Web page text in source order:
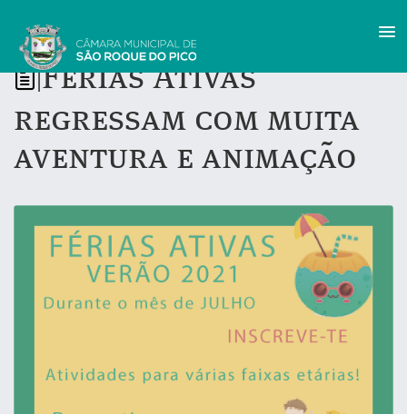
Férias Ativas
regressam com muita
aventura e animação